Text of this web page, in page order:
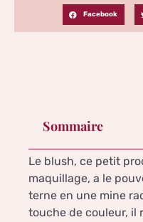
Facebook
Sommaire
Le blush, ce petit
maquillage, a le
terne en une mine
touche de couleur, il